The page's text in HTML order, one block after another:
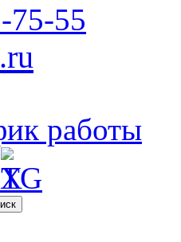
75-55
работы